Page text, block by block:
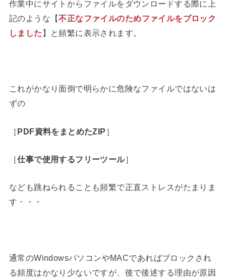
作業中にサイトからファイルをダウンロードする際に上
記のような【不正なファイルのためファイルをブロック
しました 】と頻繁に表示されます。
これがかなり面倒で明らかに危険なファイルではないは
ずの
［PDF資料をまとめたZIP ］
［仕事で使用するフリーツール］
なども跳ねられることも頻繁で正直ストレスがたまりま
す・・・
通常のWindowsパソコンやMACであればブロックされ
る頻度はかなり少ないですが、後で後述する理由が原因